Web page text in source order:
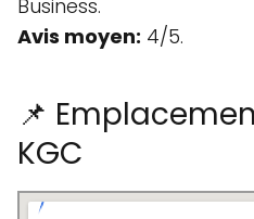
Business.
Avis moyen: 4/5.
📌
KGC